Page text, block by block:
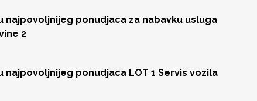
najpovoljnijeg ponudjaca za nabavku usluga
2
najpovoljnijeg ponudjaca LOT 1 Servis vozila